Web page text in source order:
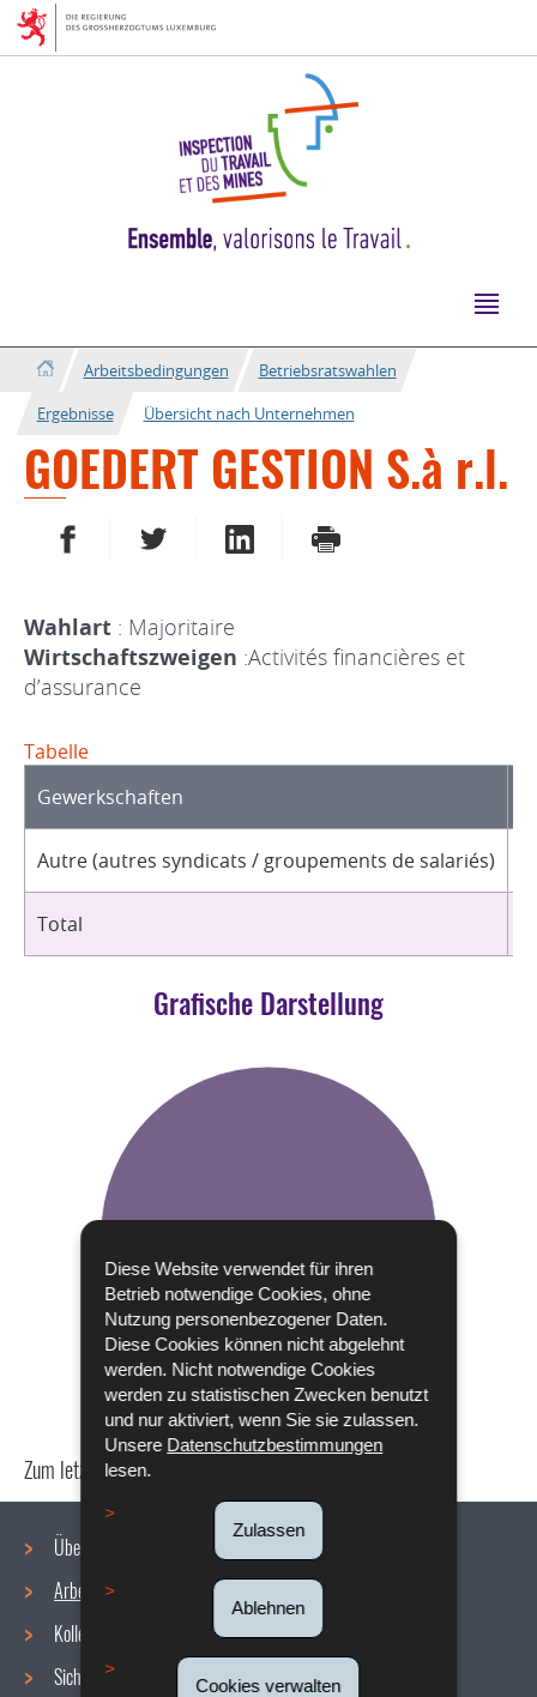
Diese Website verwendet für ihren
Betrieb notwendige Cookies, ohne
Nutzung personenbezogener Daten.
Diese Cookies können nicht abgelehnt
werden. Nicht notwendige Cookies
werden zu statistischen Zwecken benutzt
und nur aktiviert, wenn Sie sie zulassen.
Unsere Datenschutzbestimmungen
lesen.
Zulassen
Ablehnen
Cookies verwalten
Zur
Navigation
Zum
Inhalt
Arbeitsbedingungen
Betriebsratswahlen
Ergebnisse
Übersicht nach Unternehmen
GOEDERT GESTION S.à r.l.
AUF FACEBOOK TEILENAUF TWITTER TEILENAUF LINKEDIN TEILEN
DRUCKEN
Wahlart : Majoritaire
Wirtschaftszweigen :Activités financières et
d’assurance
Tabelle
Gewerkschaften
Autre (autres syndicats / groupements de salariés)
Total
Grafische Darstellung
Zum letzten Mal aktualisiert am
Navigationsmenü
Über uns
Arbeitsbedingungen
Kollektive Vereinbarungen
Sicherheit/Gesundheit am Arbeitsplatz